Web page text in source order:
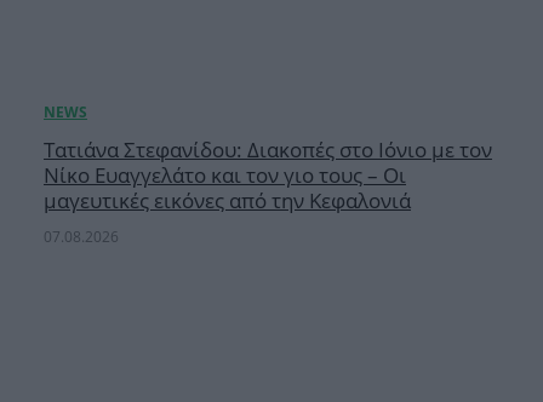
Τατιάνα Στεφανίδου: Διακοπές στο Ιόνιο με τον
Νίκο Ευαγγελάτο και τον γιο τους – Οι
μαγευτικές εικόνες από την Κεφαλονιά
07.08.2026